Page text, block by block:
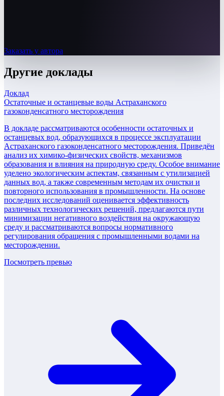
Заказать у автора
Другие доклады
Доклад
Остаточные и останцевые воды Астраханского
газоконденсатного месторождения
В докладе рассматриваются особенности остаточных и
останцевых вод, образующихся в процессе эксплуатации
Астраханского газоконденсатного месторождения. Приведён
анализ их химико-физических свойств, механизмов
образования и влияния на природную среду. Особое внимание
уделено экологическим аспектам, связанным с утилизацией
данных вод, а также современным методам их очистки и
повторного использования в промышленности. На основе
последних исследований оценивается эффективность
различных технологических решений, предлагаются пути
минимизации негативного воздействия на окружающую
среду и рассматриваются вопросы нормативного
регулирования обращения с промышленными водами на
месторождении.
Посмотреть превью